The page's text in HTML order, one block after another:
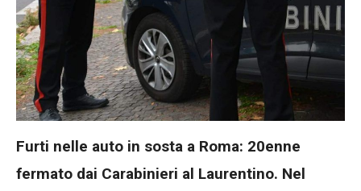
Furti nelle auto in sosta a Roma: 20enne
fermato dai Carabinieri al Laurentino. Nel